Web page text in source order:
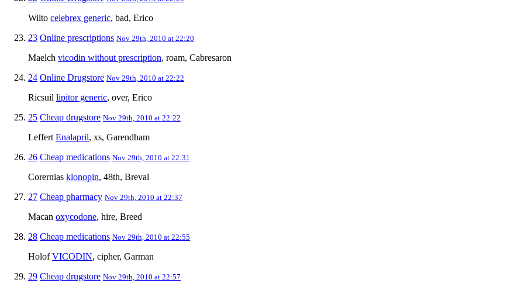
Wilto celebrex generic, bad, Erico
23 Online prescriptions Nov 29th, 2010 at 22:20
Maelch vicodin without prescription, roam, Cabresaron
24 Online Drugstore Nov 29th, 2010 at 22:22
Ricsuil lipitor generic, over, Erico
25 Cheap drugstore Nov 29th, 2010 at 22:22
Leffert Enalapril, xs, Garendham
26 Cheap medications Nov 29th, 2010 at 22:31
Corernias klonopin, 48th, Breval
27 Cheap pharmacy Nov 29th, 2010 at 22:37
Macan oxycodone, hire, Breed
28 Cheap medications Nov 29th, 2010 at 22:55
HolofVICODIN, cipher, Garman
29 Cheap drugstore Nov 29th, 2010 at 22:57